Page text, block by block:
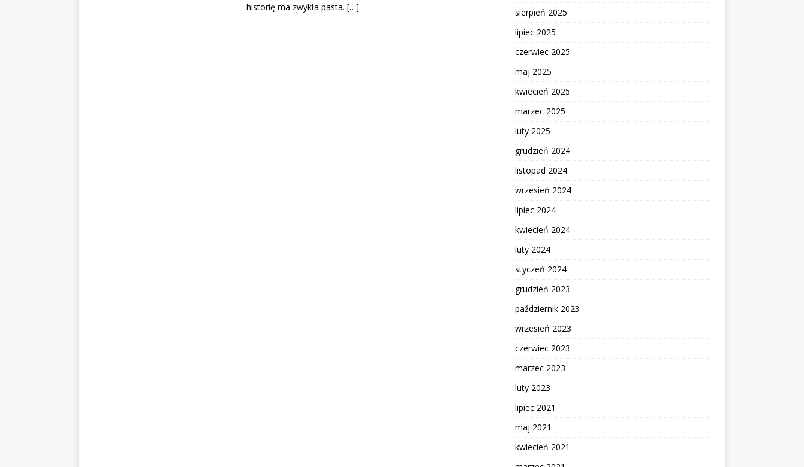
historię ma zwykła pasta. […]
sierpień 2025
lipiec 2025
czerwiec 2025
maj 2025
kwiecień 2025
marzec 2025
luty 2025
grudzień 2024
listopad 2024
wrzesień 2024
lipiec 2024
kwiecień 2024
luty 2024
styczeń 2024
grudzień 2023
październik 2023
wrzesień 2023
czerwiec 2023
marzec 2023
luty 2023
lipiec 2021
maj 2021
kwiecień 2021